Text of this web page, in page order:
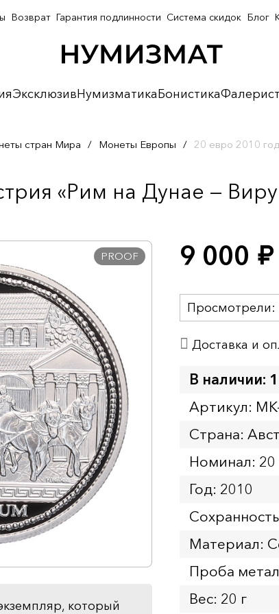
ЭксклюзивНумизматикаБонистика
Возврат Гарантия подлинности Система скидок Блог
стран Мира / Монеты Европы / 20 евро 2010
«Рим на Дунае —
PROOF
который
9 000 руб.
Просмотрели:
Доставка и
В наличии:
Артикул:
Страна:
Номинал: 20
Год: 2010
Материал:
Проба
Вес: 20 г